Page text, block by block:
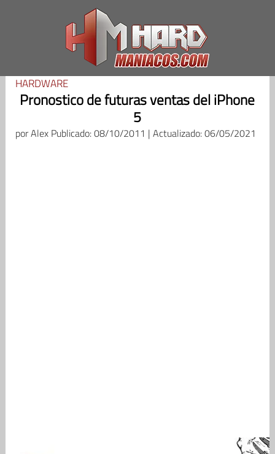
HARDWARE
Pronostico de futuras ventas del iPhone
5
porAlex Publicado: 08/10/2011 | Actualizado: 06/05/2021